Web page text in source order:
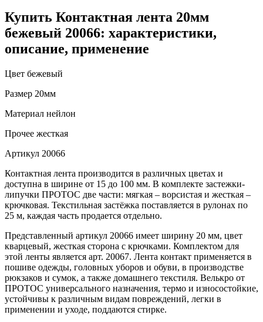
Купить Контактная лента 20мм
бежевый 20066: характеристики,
описание, применение
Цвет бежевый
Размер 20мм
Материал нейлон
Прочее жесткая
Артикул 20066
Контактная лента производится в различных цветах и
доступна в ширине от 15 до 100 мм. В комплекте застежки-
липучки ПРОТОС две части: мягкая – ворсистая и жесткая –
крючковая. Текстильная застёжка поставляется в рулонах по
25 м, каждая часть продается отдельно.
Представленный артикул 20066 имеет ширину 20 мм, цвет
кварцевый, жесткая сторона с крючками. Комплектом для
этой ленты является арт. 20067. Лента контакт применяется в
пошиве одежды, головных уборов и обуви, в производстве
рюкзаков и сумок, а также домашнего текстиля. Велькро от
ПРОТОС универсального назначения, термо и износостойкие,
устойчивы к различным видам повреждений, легки в
применении и уходе, поддаются стирке.